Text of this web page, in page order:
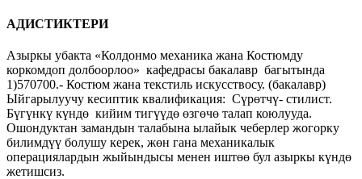
АДИСТИКТЕРИ
Азыркы убакта «Колдонмо механика жана Костюмду
коркомдоп долбоорлоо» кафедрасы бакалавр багытында
1)570700.- Костюм жана текстиль искусствосу. (бакалавр)
Ыйгарылуучу кесиптик квалификация: Сүрөтчү- стилист.
Бүгүнкү күндө кийим тигүүдө өзгөчө талап коюлууда.
Ошондуктан замандын талабына ылайык чеберлер жогорку
билимдүү болушу керек, жөн гана механикалык
операциялардын жыйындысы менен иштөө бул азыркы күндө
жетишсиз.